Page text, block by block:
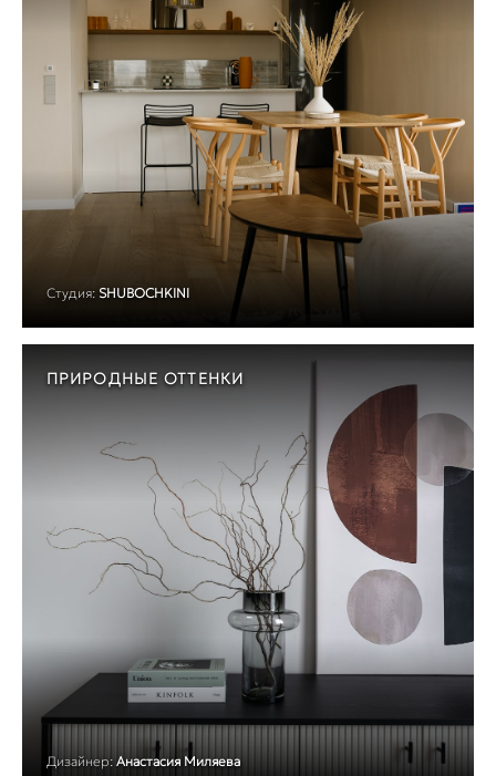
Студия: SHUBOCHKINI
ПРИРОДНЫЕ ОТТЕНКИ
Дизайнер: Анастасия Миляева